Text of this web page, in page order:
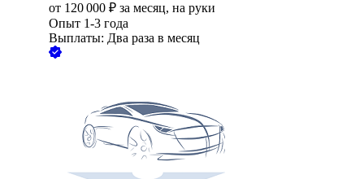
от 120 000 ₽ за месяц, на руки
Опыт 1-3 года
Выплаты: Два раза в месяц